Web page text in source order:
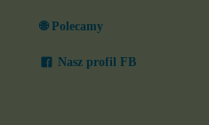
🌐 Polecamy
Nasz profil FB